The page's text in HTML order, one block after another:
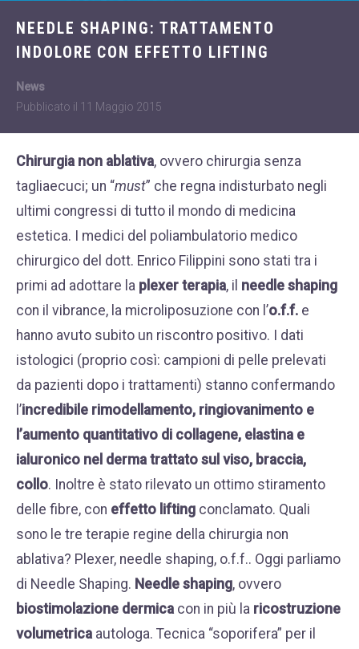
+39 389 2681259
Dietologia
Disturbi dell'età
femminile
News
Problemi sessualità
maschile
Trattamenti estetici
viso e corpo
Trattamenti per il
corpo
Trattamenti per mani,
viso, décolleté
NEEDLE SHAPING: TRATTAMENTO
INDOLORE CON EFFETTO LIFTING
News
Pubblicato il 11 Maggio 2015
Chirurgia non ablativa, ovvero chirurgia senza
tagliaecuci; un “must” che regna indisturbato negli
ultimi congressi di tutto il mondo di medicina
estetica. I medici del poliambulatorio medico
chirurgico del dott. Enrico Filippini sono stati tra i
primi ad adottare la plexer terapia, il needle shaping
con il vibrance, la microliposuzione con l’o.f.f. e
hanno avuto subito un riscontro positivo. I dati
istologici (proprio così: campioni di pelle prelevati
da pazienti dopo i trattamenti) stanno confermando
l’incredibile rimodellamento, ringiovanimento e
l’aumento quantitativo di collagene, elastina e
ialuronico nel derma trattato sul viso, braccia,
collo. Inoltre è stato rilevato un ottimo stiramento
delle fibre, con effetto lifting conclamato. Quali
sono le tre terapie regine della chirurgia non
ablativa? Plexer, needle shaping, o.f.f.. Oggi parliamo
di Needle Shaping. Needle shaping, ovvero
biostimolazione dermica con in più la ricostruzione
volumetrica autologa. Tecnica “soporifera” per il